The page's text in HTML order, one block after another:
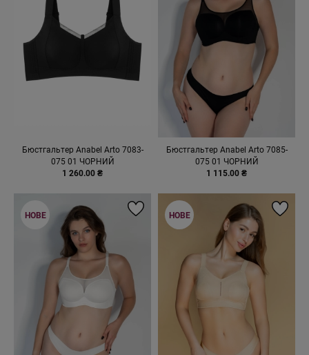
Бюстгальтер Anabel Arto 7083-
075 01 ЧОРНИЙ
1 260.00 ₴
Бюстгальтер Anabel Arto 7085-
075 01 ЧОРНИЙ
1 115.00 ₴
НОВЕ НОВЕ